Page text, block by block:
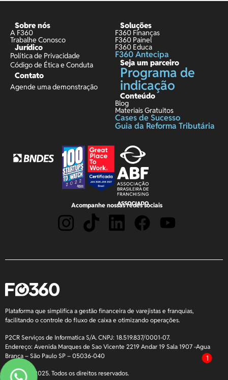
Sobre nós
A F360
Trabalhe Conosco
Jurídico
Política de Privacidade
Código de Ética e Conduta
Contato
Agende uma demonstração
Soluções
F360 Finanças
F360 Painel
F360 Educa
F360 Antecipa
Seja um parceiro
Programa de
indicação
Conteúdo
Blog
Materiais Gratuitos
Cases de Sucesso
Guia da Reforma Tributária
Acompanhe nossas redes sociais
Plataforma que simplifica a gestão financeira de varejistas e franquias,
facilitando o controle do fluxo de caixa e otimizando operações.
P2CR Serviços de Informatica S/A. CNPJ: 18.519.837/0001-07.
Endereço: Avenida Marques de Sao Vicente 2219 Andar 19 Sala 1907 -Agua
Branca – São Paulo SP – 05036-040
Copyright 2025. Todos os direitos reservados.
1